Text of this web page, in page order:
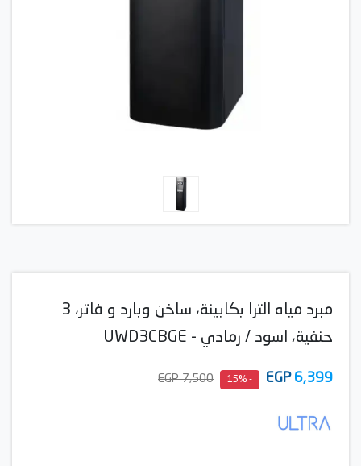
مبرد مياه الترا بكابينة، ساخن وبارد و فاتر، 3
حنفية، اسود / رمادي - UWD3CBGE
6,399
EGP
- 15%
7,500 EGP